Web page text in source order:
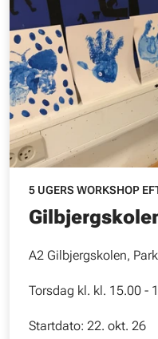
5 UGERS WORKSHOP
A2 Gilbjergskolen,
Torsdag kl. kl. 15.00 -
Startdato: 22. okt. 26